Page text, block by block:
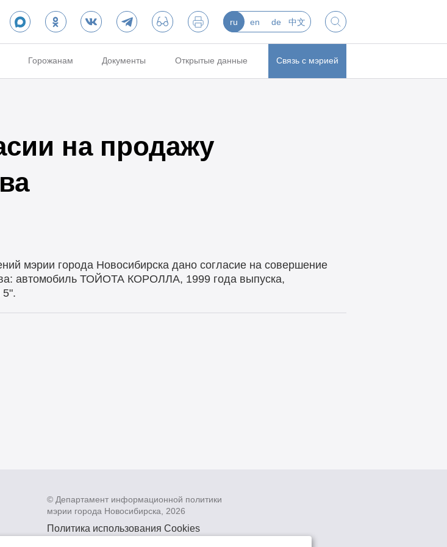
ru en de 中文
Горожанам Документы Открытые данные Связь с мэрией
на продажу
мэрии города Новосибирска дано согласие на совершение
автомобиль ТОЙОТА КОРОЛЛА, 1999 года выпуска,
© Департамент информационной политики
мэрии города Новосибирска, 2026
Политика использования Cookies